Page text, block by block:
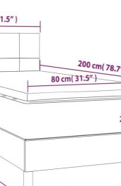
шперплат,
(Д x Ш x В)
пяна